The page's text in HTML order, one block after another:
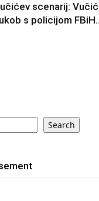
scenarij:
s policijom
Search